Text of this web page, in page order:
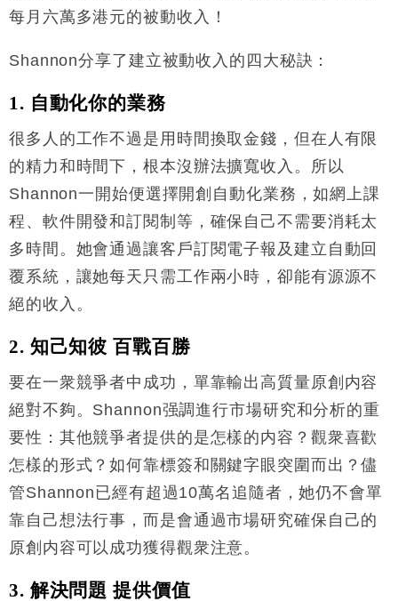
每月六萬多港元的被動收入！
Shannon分享了建立被動收入的四大秘訣：
1. 自動化你的業務
很多人的工作不過是用時間換取金錢，但在人有限
的精力和時間下，根本沒辦法擴寬收入。所以
Shannon一開始便選擇開創自動化業務，如網上課
程、軟件開發和訂閱制等，確保自己不需要消耗太
多時間。她會通過讓客戶訂閱電子報及建立自動回
覆系統，讓她每天只需工作兩小時，卻能有源源不
絕的收入。
2. 知己知彼 百戰百勝
要在一衆競爭者中成功，單靠輸出高質量原創内容
絕對不夠。Shannon强調進行市場研究和分析的重
要性：其他競爭者提供的是怎樣的内容？觀衆喜歡
怎樣的形式？如何靠標簽和關鍵字眼突圍而出？儘
管Shannon已經有超過10萬名追隨者，她仍不會單
靠自己想法行事，而是會通過市場研究確保自己的
原創内容可以成功獲得觀衆注意。
3. 解決問題 提供價值